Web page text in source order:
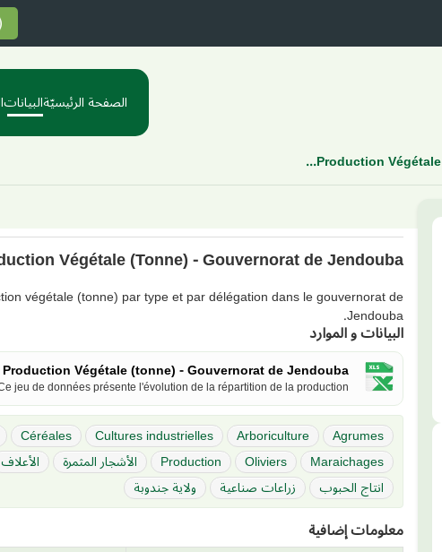
الصفحة الرئيسيّةالبيانات
Production Végétale...
Végétale (Tonne) - Gouvernorat de Jendouba
végétale (tonne) par type et par délégation dans le gouvernorat de
Jendouba.
البيانات و الموارد
Production Végétale (tonne) - Gouvernorat de Jendouba
jeu de données présente l'évolution de la répartition de la production...
Agrumes
Arboriculture
Cultures industrielles
Céréales
Maraichages
Oliviers
Production الأشجار المثمرة الأعلاف
انتاج الحبوب
زراعات صناعية ولاية جندوبة
معلومات إضافية